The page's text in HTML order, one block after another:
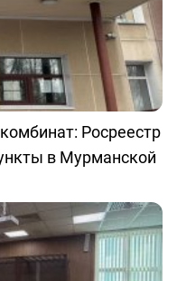
Росреестр
в Мурманской